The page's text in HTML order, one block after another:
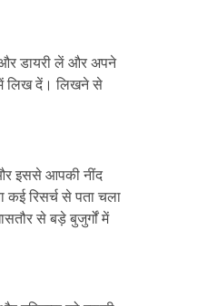
डायरी लें और अपने
में लिख दें। लिखने से
इससे आपकी नींद
कई रिसर्च से पता चला
से बड़े बुजुर्गों में